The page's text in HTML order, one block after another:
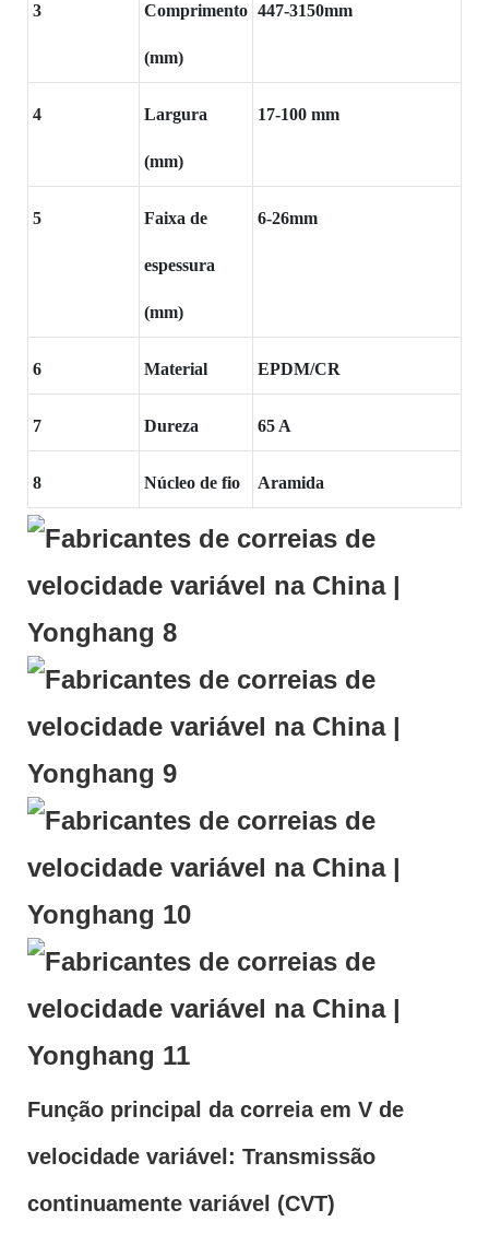
3 Comprimento
(mm)
447-3150mm
4 Largura
(mm)
17-100 mm
5 Faixa de
espessura
(mm)
6-26mm
6 Material EPDM/CR
7 Dureza 65 A
8 Núcleo de fio Aramida
Função principal da correia em V de
velocidade variável: Transmissão
continuamente variável (CVT)